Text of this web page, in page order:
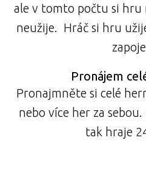
ale v tomto počtu si hru
neužije. Hráč si hru
Pronájem
Pronajmněte si celé
nebo více her za
tak hraje